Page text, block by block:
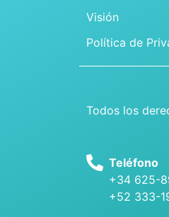
Visión
Política de
Todos los
Teléfono
+34 625-
+52 333-